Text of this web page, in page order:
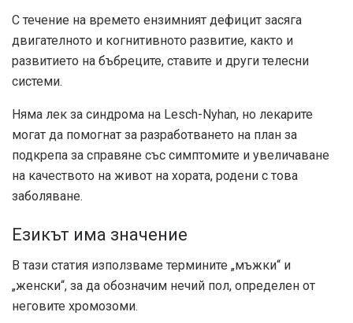
С течение на времето ензимният дефицит засяга
двигателното и когнитивното развитие, както и
развитието на бъбреците, ставите и други телесни
системи.
Няма лек за синдрома на Lesch-Nyhan, но лекарите
могат да помогнат за разработването на план за
подкрепа за справяне със симптомите и увеличаване
на качеството на живот на хората, родени с това
заболяване.
Езикът има значение
В тази статия използваме термините „мъжки“ и
„женски“, за да обозначим нечий пол, определен от
неговите хромозоми.